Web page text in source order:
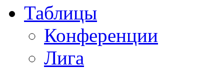
Таблицы
Конференции
Лига